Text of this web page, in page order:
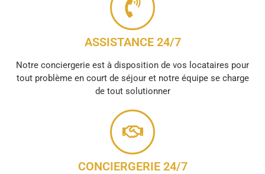
ASSISTANCE 24/7
Notre conciergerie est à disposition de vos locataires pour
tout problème en court de séjour et notre équipe se charge
de tout solutionner
CONCIERGERIE 24/7